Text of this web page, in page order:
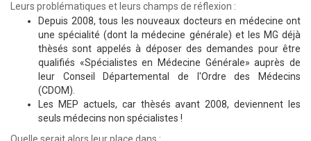
Leurs problématiques et leurs champs de réflexion :
Depuis 2008, tous les nouveaux docteurs en médecine ont
une spécialité (dont la médecine générale) et les MG déjà
thèsés sont appelés à déposer des demandes pour être
qualifiés «Spécialistes en Médecine Générale» auprès de
leur Conseil Départemental de l'Ordre des Médecins
(CDOM).
Les MEP actuels, car thèsés avant 2008, deviennent les
seuls médecins non spécialistes !